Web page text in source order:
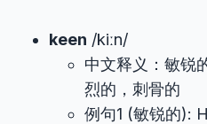
keen /kiːn/
中文释义：敏锐
烈的，刺骨的
例句1 (敏锐的):